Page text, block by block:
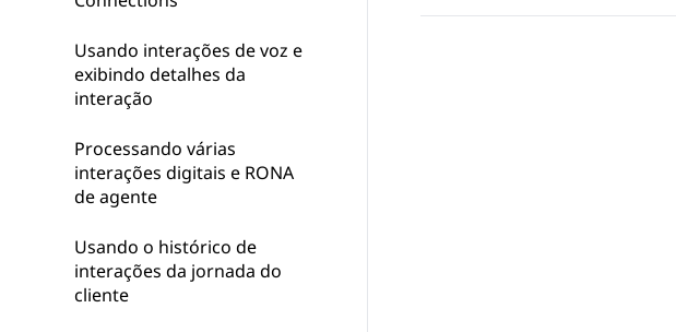
Usando interações de voz e
exibindo detalhes da
interação
Processando várias
interações digitais e RONA
de agente
Usando o histórico de
interações da jornada do
cliente